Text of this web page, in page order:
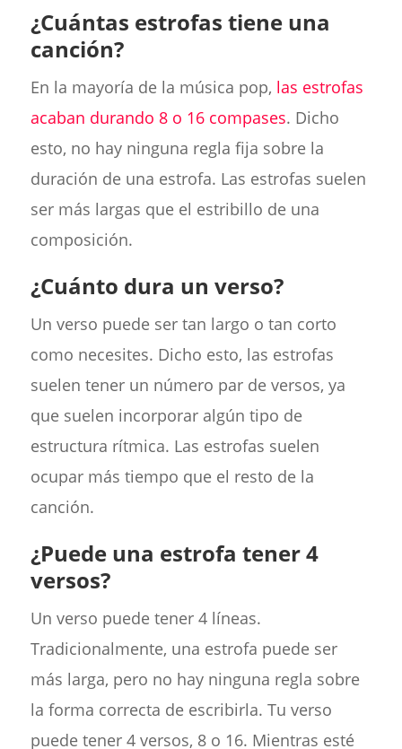
¿Cuántas estrofas tiene una
canción?
En la mayoría de la música pop, las estrofas
acaban durando 8 o 16 compases. Dicho
esto, no hay ninguna regla fija sobre la
duración de una estrofa. Las estrofas suelen
ser más largas que el estribillo de una
composición.
¿Cuánto dura un verso?
Un verso puede ser tan largo o tan corto
como necesites. Dicho esto, las estrofas
suelen tener un número par de versos, ya
que suelen incorporar algún tipo de
estructura rítmica. Las estrofas suelen
ocupar más tiempo que el resto de la
canción.
¿Puede una estrofa tener 4
versos?
Un verso puede tener 4 líneas.
Tradicionalmente, una estrofa puede ser
más larga, pero no hay ninguna regla sobre
la forma correcta de escribirla. Tu verso
puede tener 4 versos, 8 o 16. Mientras esté